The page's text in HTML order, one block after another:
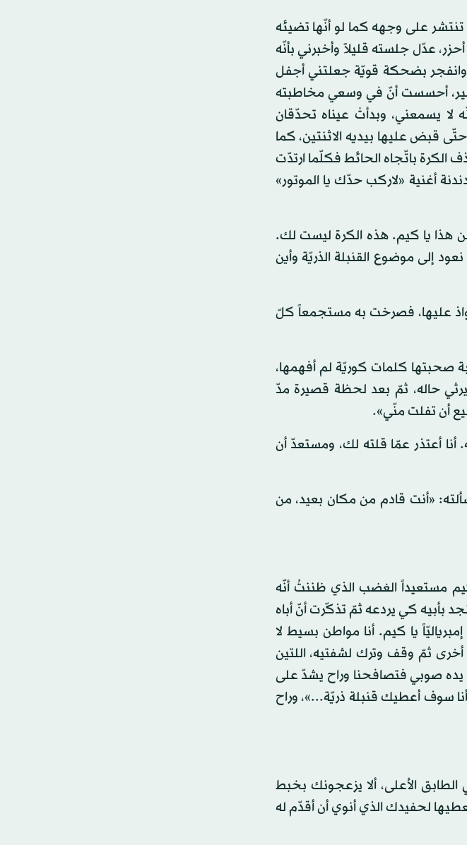
على وجهه كما لو أنّها تضيئه
عدّل جلسته قليلاً وأخبرني بأنّه
بضحكة قويّة جعلتني أجفل
أحسست أنّ في وسعي مخاطبته
لا يسمعني، وبدأتْ عيناه تحدّقان
قبض عليها بيديه الاثنتين، كما
باتّجاه الحائط فكلّما ارتدّت
أغنية «لاركب حدّك يا الموتور»
هذا يا كيم. هذه الكرة ليست لك.
إلى موضوع القنبلة الذريّة وأين
عليها، فصرخت به مستجمعاً كلّ
صحبتها كلمات كوريّة لم أفهمها،
حاله، ثمّ بعد لحظة قصيرة مدّ
أن تفلت منّي».
أعتذر عمّا قلته لك، ومستعدّ أن
«أنت قادم من مكان بعيد، من
مستعيداً الغضب الذي ظننتُ أنّه
بأبيه كي يردعه ثمّ تذكّرت أنّ أباه
يا كيم. أنا مواطن بسيط لا
ثمّ وقف وترك لشفتيه، اللتين
يده صوبي فتصافحنا وراح يشدّ على
سوف أعطيك قنبلة ذريّة...»، وراح
الأعلى، ألا يزعجونك بخبط
لحفيدك الذي أنوي أن أقدّم له